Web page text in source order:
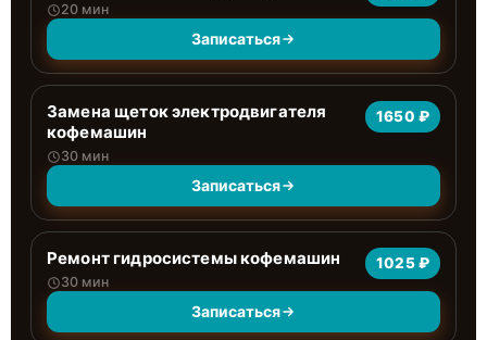
20 мин
Записаться
Замена щеток электродвигателя
кофемашин
30 мин
1650 ₽
Записаться
Ремонт гидросистемы кофемашин
30 мин
1025 ₽
Записаться